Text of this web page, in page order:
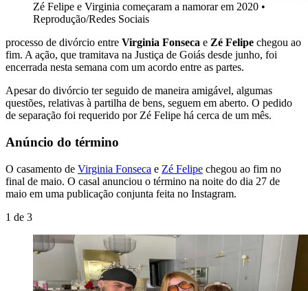
Zé Felipe e Virginia começaram a namorar em 2020 •
Reprodução/Redes Sociais
processo de divórcio entre Virginia Fonseca e Zé Felipe chegou ao
fim. A ação, que tramitava na Justiça de Goiás desde junho, foi
encerrada nesta semana com um acordo entre as partes.
Apesar do divórcio ter seguido de maneira amigável, algumas
questões, relativas à partilha de bens, seguem em aberto. O pedido
de separação foi requerido por Zé Felipe há cerca de um mês.
Anúncio do término
O casamento de Virginia Fonseca e Zé Felipe chegou ao fim no
final de maio. O casal anunciou o término na noite do dia 27 de
maio em uma publicação conjunta feita no Instagram.
1 de 3